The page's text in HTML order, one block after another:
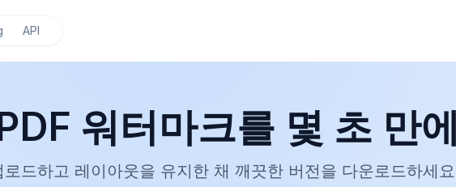
API
워터마크를 몇 초 만
드하고 레이아웃을 유지한 채 깨끗한 버전을 다운로드하세